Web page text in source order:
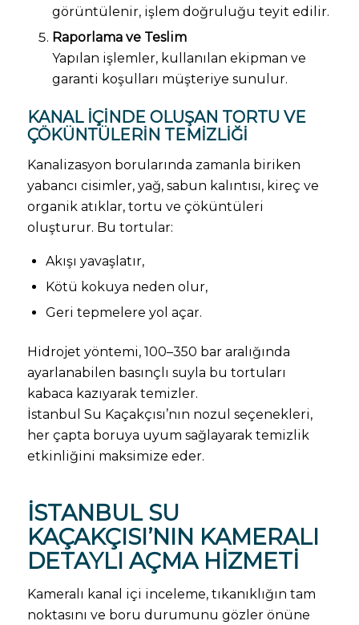
görüntülenir, işlem doğruluğu teyit edilir.
Raporlama ve Teslim
Yapılan işlemler, kullanılan ekipman ve
garanti koşulları müşteriye sunulur.
KANAL İÇINDE OLUŞAN TORTU VE
ÇÖKÜNTÜLERIN TEMIZLIĞI
Kanalizasyon borularında zamanla biriken
yabancı cisimler, yağ, sabun kalıntısı, kireç ve
organik atıklar, tortu ve çöküntüleri
oluşturur. Bu tortular:
Akışı yavaşlatır,
Kötü kokuya neden olur,
Geri tepmelere yol açar.
Hidrojet yöntemi, 100–350 bar aralığında
ayarlanabilen basınçlı suyla bu tortuları
kabaca kazıyarak temizler.
İstanbul Su Kaçakçısı’nın nozul seçenekleri,
her çapta boruya uyum sağlayarak temizlik
etkinliğini maksimize eder.
İSTANBUL SU
KAÇAKÇISI’NIN KAMERALI
DETAYLI AÇMA HIZMETI
Kameralı kanal içi inceleme, tıkanıklığın tam
noktasını ve boru durumunu gözler önüne